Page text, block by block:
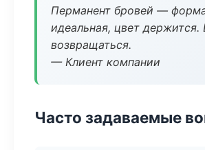
Перманент бровей —
идеальная, цвет держится.
возвращаться.
— Клиент компании
Часто задаваемые